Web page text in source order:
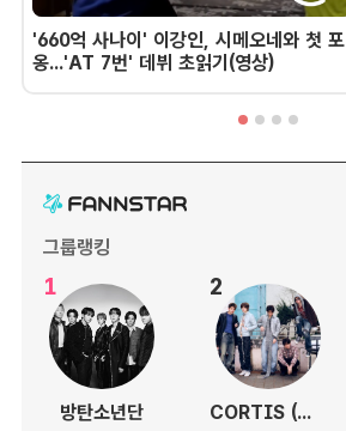
'660억 사나이' 이강인, 시메오네와 첫 포
옹...'AT 7번' 데뷔 초읽기(영상)
그룹랭킹
1
방탄소년단
2
CORTIS (코르티스)